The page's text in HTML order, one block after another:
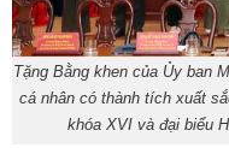
Tặng Bằng khen của Ủy ban
cá nhân có thành tích xuất
khóa XVI và đại biểu